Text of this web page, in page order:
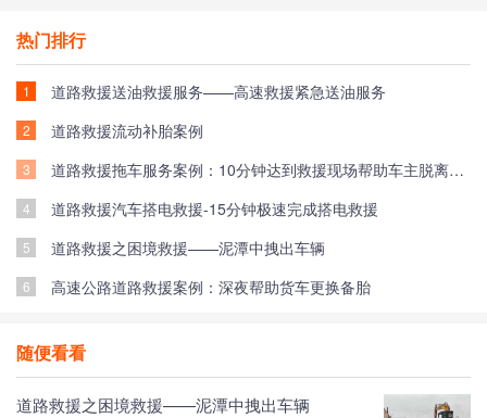
热门排行
1 道路救援送油救援服务——高速救援紧急送油服务
2 道路救援流动补胎案例
3 道路救援拖车服务案例：10分钟达到救援现场帮助车主脱离困境！
4 道路救援汽车搭电救援-15分钟极速完成搭电救援
5 道路救援之困境救援——泥潭中拽出车辆
6 高速公路道路救援案例：深夜帮助货车更换备胎
随便看看
道路救援之困境救援——泥潭中拽出车辆